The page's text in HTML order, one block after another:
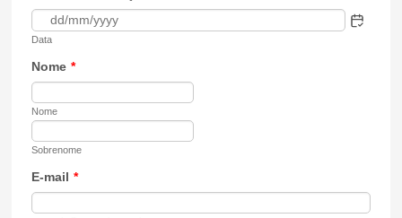
Data
Nome *
Nome
Sobrenome
E-mail *